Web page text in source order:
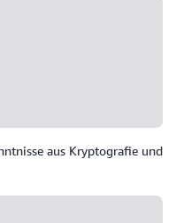
aus Kryptografie und